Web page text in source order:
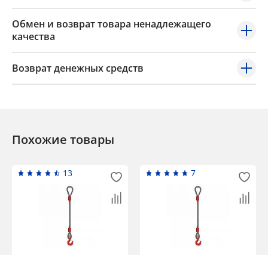
Обмен и возврат товара ненадлежащего
качества
Возврат денежных средств
Похожие товары
13 7